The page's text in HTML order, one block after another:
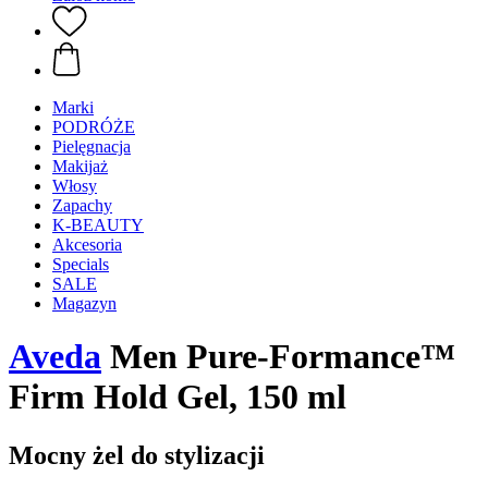
Marki
PODRÓŻE
Pielęgnacja
Makijaż
Włosy
Zapachy
K-BEAUTY
Akcesoria
Specials
SALE
Magazyn
Aveda Men Pure-Formance™
Firm Hold Gel, 150 ml
Mocny żel do stylizacji